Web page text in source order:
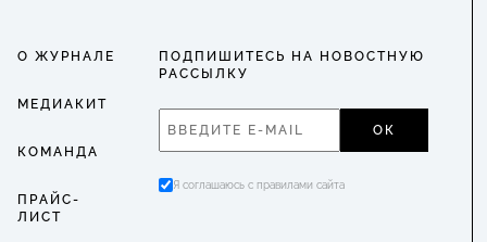
О ЖУРНАЛЕ
МЕДИАКИТ
КОМАНДА
ПРАЙС-
ЛИСТ
ПОДПИШИТЕСЬ НА НОВОСТНУЮ
РАССЫЛКУ
ОК
Я соглашаюсь с правилами сайта